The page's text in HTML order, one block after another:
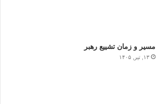
مسیر و زمان تشییع رهبر
۱۳, تیر, ۱۴۰۵